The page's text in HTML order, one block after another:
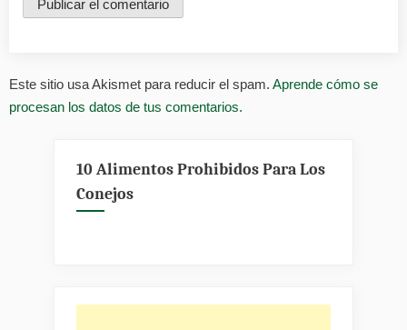
Este sitio usa Akismet para reducir el spam. Aprende cómo se
procesan los datos de tus comentarios.
10 Alimentos Prohibidos Para Los
Conejos